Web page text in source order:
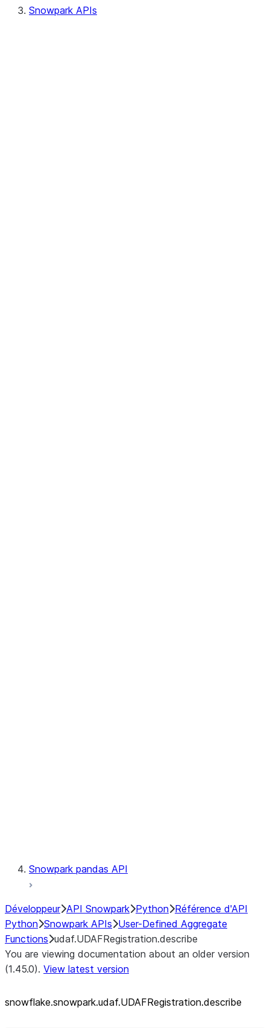
Snowpark APIs
Snowpark pandas API
Développeur API Snowpark Python Référence d'API
Python Snowpark APIs User-Defined Aggregate
Functions udaf.UDAFRegistration.describe
You are viewing documentation about an older version
(1.45.0). View latest version
snowflake.snowpark.udaf.UDAFRegistration.describe